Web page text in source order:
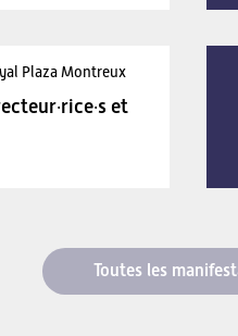
Plaza Montreux
et
Toutes les